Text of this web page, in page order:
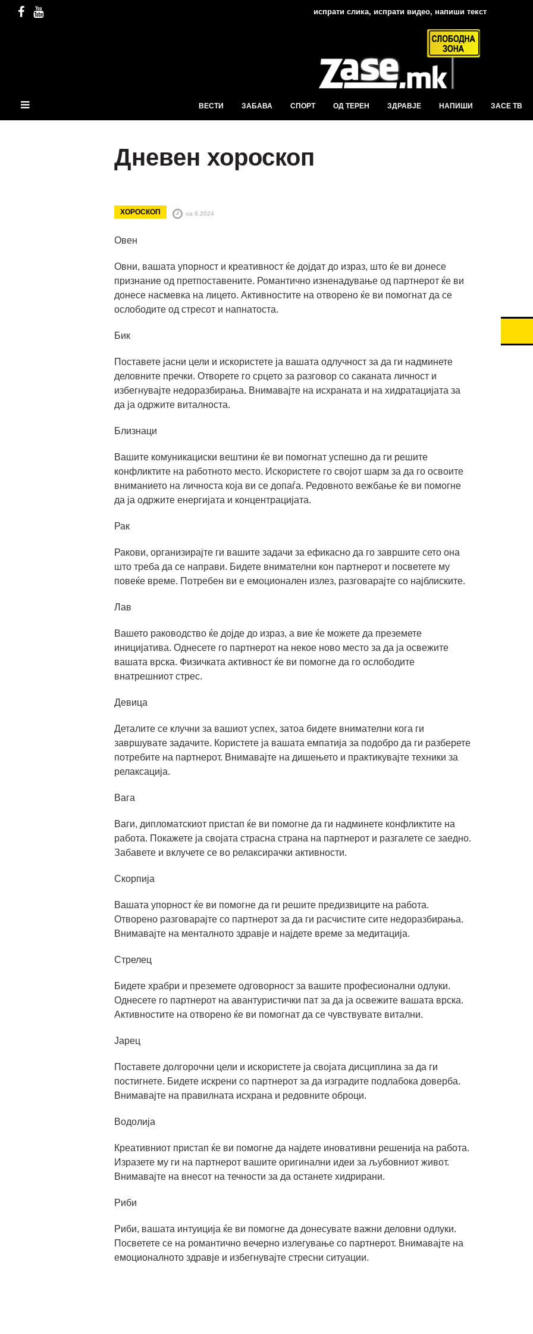
испрати слика, испрати видео, напиши текст
ВЕСТИ ЗАБАВА СПОРТ ОД ТЕРЕН ЗДРАВЈЕ НАПИШИ ЗАСЕ ТВ
Дневен хороскоп
ХОРОСКОП на 8.2024
Овен
Овни, вашата упорност и креативност ќе дојдат до израз, што ќе ви донесе
признание од претпоставените. Романтично изненадување од партнерот ќе ви
донесе насмевка на лицето. Активностите на отворено ќе ви помогнат да се
ослободите од стресот и напнатоста.
Бик
Поставете јасни цели и искористете ја вашата одлучност за да ги надминете
деловните пречки. Отворете го срцето за разговор со саканата личност и
избегнувајте недоразбирања. Внимавајте на исхраната и на хидратацијата за
да ја одржите виталноста.
Близнаци
Вашите комуникациски вештини ќе ви помогнат успешно да ги решите
конфликтите на работното место. Искористете го својот шарм за да го освоите
вниманието на личноста која ви се допаѓа. Редовното вежбање ќе ви помогне
да ја одржите енергијата и концентрацијата.
Рак
Ракови, организирајте ги вашите задачи за ефикасно да го завршите сето она
што треба да се направи. Бидете внимателни кон партнерот и посветете му
повеќе време. Потребен ви е емоционален излез, разговарајте со најблиските.
Лав
Вашето раководство ќе дојде до израз, а вие ќе можете да преземете
иницијатива. Однесете го партнерот на некое ново место за да ја освежите
вашата врска. Физичката активност ќе ви помогне да го ослободите
внатрешниот стрес.
Девица
Деталите се клучни за вашиот успех, затоа бидете внимателни кога ги
завршувате задачите. Користете ја вашата емпатија за подобро да ги разберете
потребите на партнерот. Внимавајте на дишењето и практикувајте техники за
релаксација.
Вага
Ваги, дипломатскиот пристап ќе ви помогне да ги надминете конфликтите на
работа. Покажете ја својата страсна страна на партнерот и разгалете се заедно.
Забавете и вклучете се во релаксирачки активности.
Скорпија
Вашата упорност ќе ви помогне да ги решите предизвиците на работа.
Отворено разговарајте со партнерот за да ги расчистите сите недоразбирања.
Внимавајте на менталното здравје и најдете време за медитација.
Стрелец
Бидете храбри и преземете одговорност за вашите професионални одлуки.
Однесете го партнерот на авантуристички пат за да ја освежите вашата врска.
Активностите на отворено ќе ви помогнат да се чувствувате витални.
Јарец
Поставете долгорочни цели и искористете ја својата дисциплина за да ги
постигнете. Бидете искрени со партнерот за да изградите подлабока доверба.
Внимавајте на правилната исхрана и редовните оброци.
Водолија
Креативниот пристап ќе ви помогне да најдете иновативни решенија на работа.
Изразете му ги на партнерот вашите оригинални идеи за љубовниот живот.
Внимавајте на внесот на течности за да останете хидрирани.
Риби
Риби, вашата интуиција ќе ви помогне да донесувате важни деловни одлуки.
Посветете се на романтично вечерно излегување со партнерот. Внимавајте на
емоционалното здравје и избегнувајте стресни ситуации.